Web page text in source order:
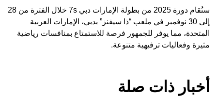
ستُقام دورة 2025 من بطولة الإمارات دبي 7s خلال الفترة من 28
إلى 30 نوفمبر في ملعب “ذا سيفنز” بدبي، الإمارات العربية
المتحدة، مما يوفر للجمهور فرصة للاستمتاع بمنافسات رياضية
مثيرة وفعاليات ترفيهية متنوعة.
أخبار ذات صلة